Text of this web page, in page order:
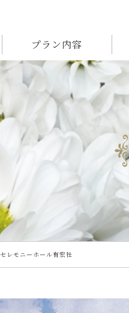
プラン内容
セレモニーホール有宏社